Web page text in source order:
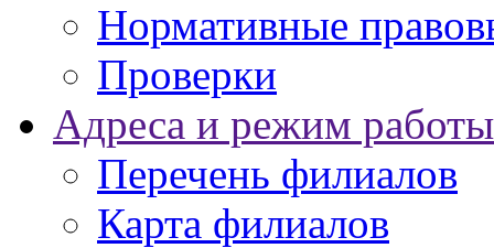
Нормативные
Проверки
Адреса и режим работы
Перечень филиалов
Карта филиалов